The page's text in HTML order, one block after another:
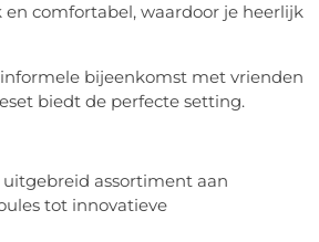
comfortabel, waardoor je heerlijk
bijeenkomst met vrienden
biedt de perfecte setting.
assortiment aan
tot innovatieve